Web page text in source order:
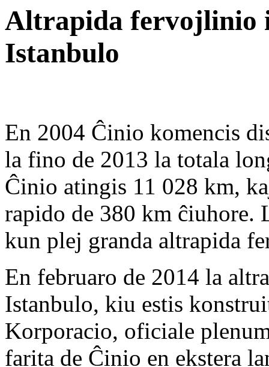
Altrapida fervojlinio
Istanbulo
En 2004 Ĉinio komencis
la fino de 2013 la totala
Ĉinio atingis 11 028 km,
rapido de 380 km ĉiuhore.
kun plej granda altrapida
En februaro de 2014 la
Istanbulo, kiu estis
Korporacio, oficiale
farita de Ĉinio en ekstera